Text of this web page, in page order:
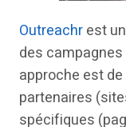
Outreachrest
des campagnes
approche est
partenaires
spécifiques